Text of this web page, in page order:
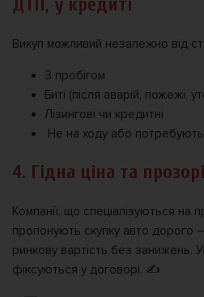
ДТП, у кредиті
Викуп можливий незалежно від
З пробігом
Биті (після аварій, пожежі,
Лізингові чи кредитні
Не на ходу або
4. Гідна ціна та
Компанії, що спеціалізуються на
пропонують скупку авто дорого
ринкову вартість без занижень.
фіксуються у договорі. ✍️